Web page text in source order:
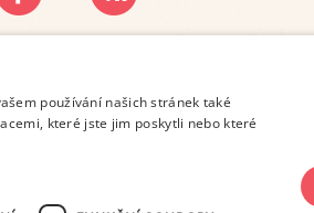
ÚDAJŮ
používání našich stránek také
které jste jim poskytli nebo které